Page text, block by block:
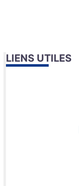
LIENS UTILES